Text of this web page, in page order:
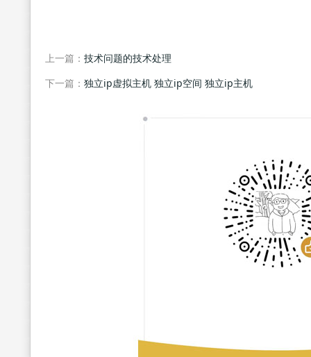
上一篇： 技术问题的技术处理
下一篇： 独立ip虚拟主机 独立ip空间 独立ip主机